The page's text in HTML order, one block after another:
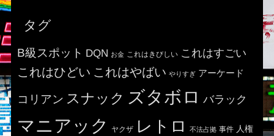
タグ
B級スポット DQN お金 これはきびしい これはすごい
これはひどい これはやばい やりすぎ アーケード
コリアン スナック ズタボロ バラック
マニアック ヤクザ レトロ 不法占拠 事件 人権